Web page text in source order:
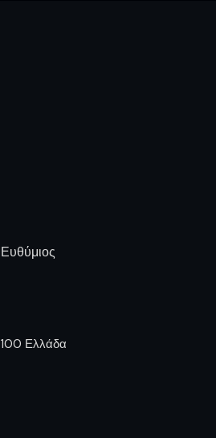
Ελλάδα